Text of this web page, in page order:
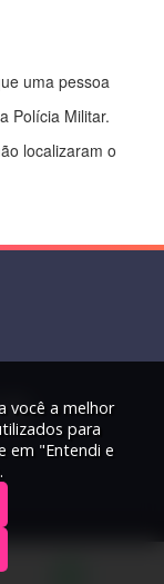
uma pessoa
Polícia Militar.
localizaram o
você a melhor
para
em "Entendi e